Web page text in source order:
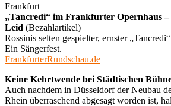
Frankfurt
„Tancredi“ im Frankfurter Opernhaus
Leid (Bezahlartikel)
Rossinis selten gespielter, ernster
Ein Sängerfest.
FrankfurterRundschau.de
Keine Kehrtwende bei Städtischen
Auch nachdem in Düsseldorf der Neubau
Rhein überraschend abgesagt worden ist,